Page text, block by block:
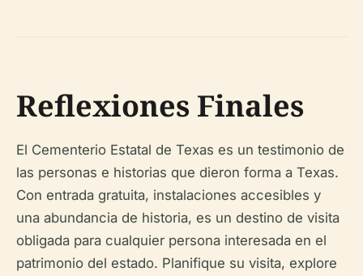
Reflexiones Finales
El Cementerio Estatal de Texas es un testimonio de
las personas e historias que dieron forma a Texas.
Con entrada gratuita, instalaciones accesibles y
una abundancia de historia, es un destino de visita
obligada para cualquier persona interesada en el
patrimonio del estado. Planifique su visita, explore